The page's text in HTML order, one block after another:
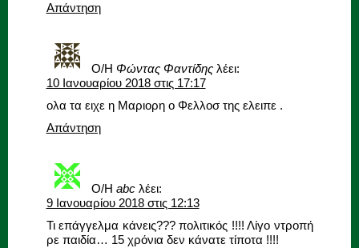
Απάντηση
Ο/Η Φώντας Φαντίδης λέει:
10 Ιανουαρίου 2018 στις 17:17
ολα τα ειχε η Μαριορη ο Φελλοσ της ελειπε .
Απάντηση
Ο/Η abc λέει:
9 Ιανουαρίου 2018 στις 12:13
Τι επάγγελμα κάνεις??? πολιτικός !!!! Λίγο ντροπή
ρε παιδία… 15 χρόνια δεν κάνατε τίποτα !!!!